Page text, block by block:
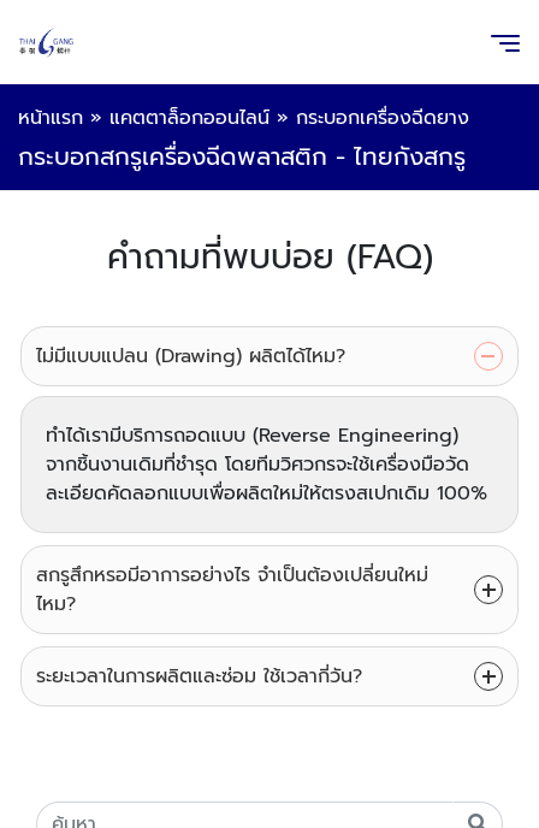
หน้าแรก » แคตตาล็อกออนไลน์ » กระบอกเครื่องฉีดยาง
กระบอกสกรูเครื่องฉีดพลาสติก - ไทยกังสกรู
คำถามที่พบบ่อย (FAQ)
ไม่มีแบบแปลน (Drawing) ผลิตได้ไหม?
ทำได้เรามีบริการถอดแบบ (Reverse Engineering)
จากชิ้นงานเดิมที่ชำรุด โดยทีมวิศวกรจะใช้เครื่องมือวัด
ละเอียดคัดลอกแบบเพื่อผลิตใหม่ให้ตรงสเปกเดิม 100%
สกรูสึกหรอมีอาการอย่างไร จำเป็นต้องเปลี่ยนใหม่
ไหม?
ระยะเวลาในการผลิตและซ่อม ใช้เวลากี่วัน?